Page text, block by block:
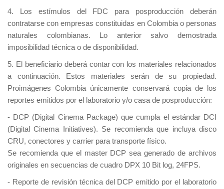
4. Los estímulos del FDC para posproducción deberán
contratarse con empresas constituidas en Colombia o personas
naturales colombianas. Lo anterior salvo demostrada
imposibilidad técnica o de disponibilidad.
5. El beneficiario deberá contar con los materiales relacionados
a continuación. Estos materiales serán de su propiedad.
Proimágenes Colombia únicamente conservará copia de los
reportes emitidos por el laboratorio y/o casa de posproducción:
- DCP (Digital Cinema Package) que cumpla el estándar DCI
(Digital Cinema Initiatives). Se recomienda que incluya disco
CRU, conectores y carrier para transporte físico.
Se recomienda que el master DCP sea generado de archivos
originales en secuencias de cuadro DPX 10 Bit log, 24FPS.
- Reporte de revisión técnica del DCP emitido por el laboratorio